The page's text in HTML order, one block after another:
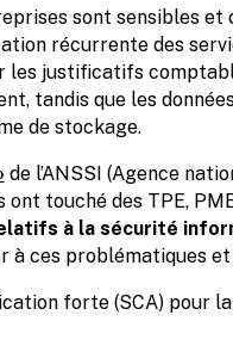
sont sensibles et
récurrente des
les justificatifs
tandis que les
de stockage.
de l’ANSSI (Agence
touché des TPE,
à la sécurité
à ces problématiques
forte (SCA) pour